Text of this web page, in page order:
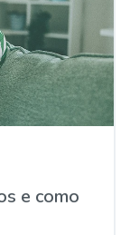
e como